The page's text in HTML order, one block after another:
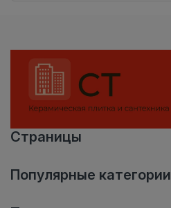
Страницы
Популярные категории